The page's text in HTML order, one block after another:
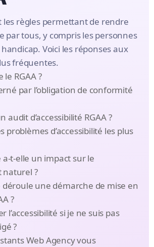
les règles permettant de rendre
par tous, y compris les personnes
Voici les réponses aux
fréquentes.
le RGAA ?
par l’obligation de conformité
audit d’accessibilité RGAA ?
problèmes d’accessibilité les plus
a-t-elle un impact sur le
?
une démarche de mise en
?
l’accessibilité si je ne suis pas
?
Web Agency vous